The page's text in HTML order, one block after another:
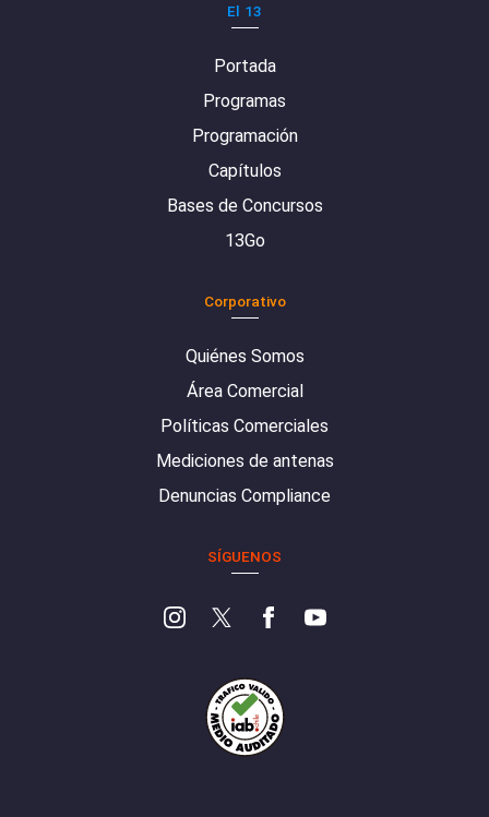
El 13
Portada
Programas
Programación
Capítulos
Bases de Concursos
13Go
Corporativo
Quiénes Somos
Área Comercial
Políticas Comerciales
Mediciones de antenas
Denuncias Compliance
SÍGUENOS